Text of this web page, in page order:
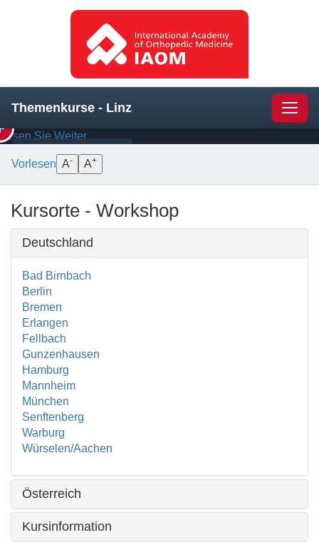
Themenkurse - Linz
BEHANDLUNG ANATOMIE
darunter
Lesen Sie Weiter
Vorlesen A- A+
Kursorte - Workshop
Deutschland
Bad Birnbach
Berlin
Bremen
Erlangen
Fellbach
Gunzenhausen
Hamburg
Mannheim
München
Senftenberg
Warburg
Würselen/Aachen
Österreich
Kursinformation